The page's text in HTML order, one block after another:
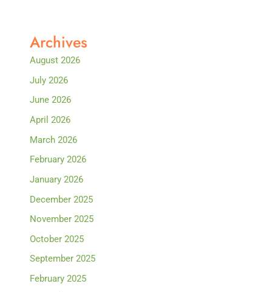
Archives
August 2026
July 2026
June 2026
April 2026
March 2026
February 2026
January 2026
December 2025
November 2025
October 2025
September 2025
February 2025